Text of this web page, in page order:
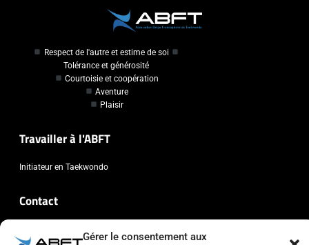
Gérer le consentement aux
Respect de l'autre et estime de soi
Tolérance et générosité
Courtoisie et coopération
Aventure
Plaisir
Travailler à l'ABFT
Initiateur en Taekwondo
Contact